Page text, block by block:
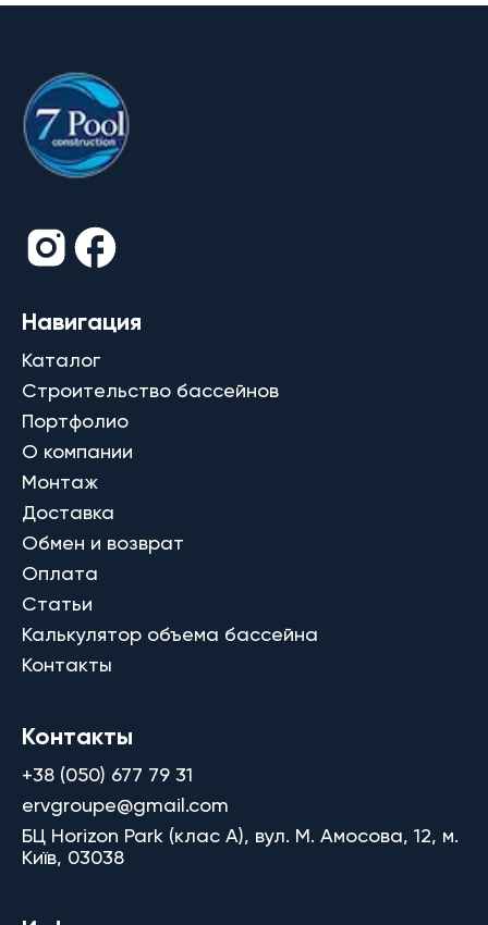
Навигация
Каталог
Строительство бассейнов
Портфолио
О компании
Монтаж
Доставка
Обмен и возврат
Оплата
Статьи
Калькулятор объема бассейна
Контакты
Контакты
+38 (050) 677 79 31
ervgroupe@gmail.com
БЦ Horizon Park (клас A), вул. М. Амосова, 12, м.
Київ, 03038